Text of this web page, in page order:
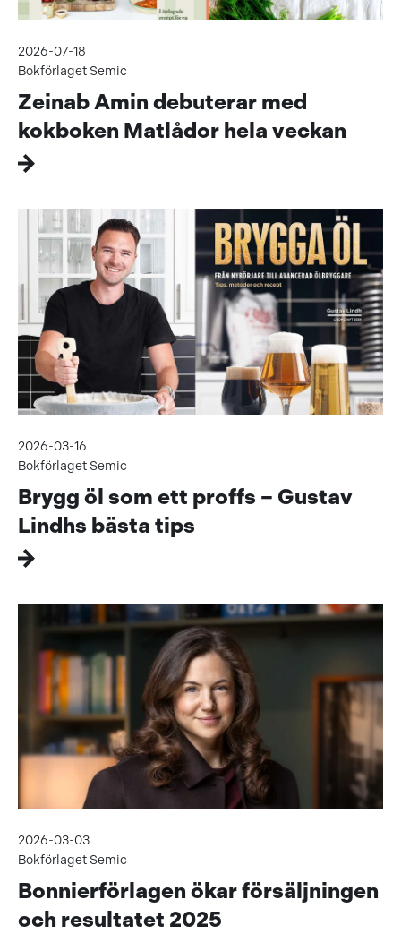
2026-07-18
Bokförlaget Semic
Zeinab Amin debuterar med
kokboken Matlådor hela veckan
2026-03-16
Bokförlaget Semic
Brygg öl som ett proffs – Gustav
Lindhs bästa tips
2026-03-03
Bokförlaget Semic
Bonnierförlagen ökar försäljningen
och resultatet 2025